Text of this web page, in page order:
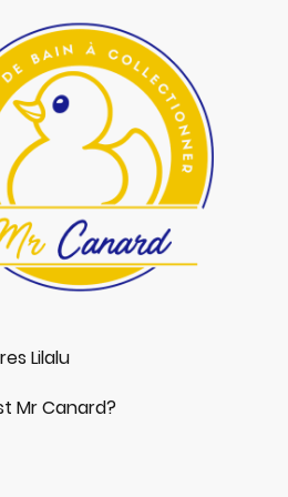
Lilalu
Mr Canard?